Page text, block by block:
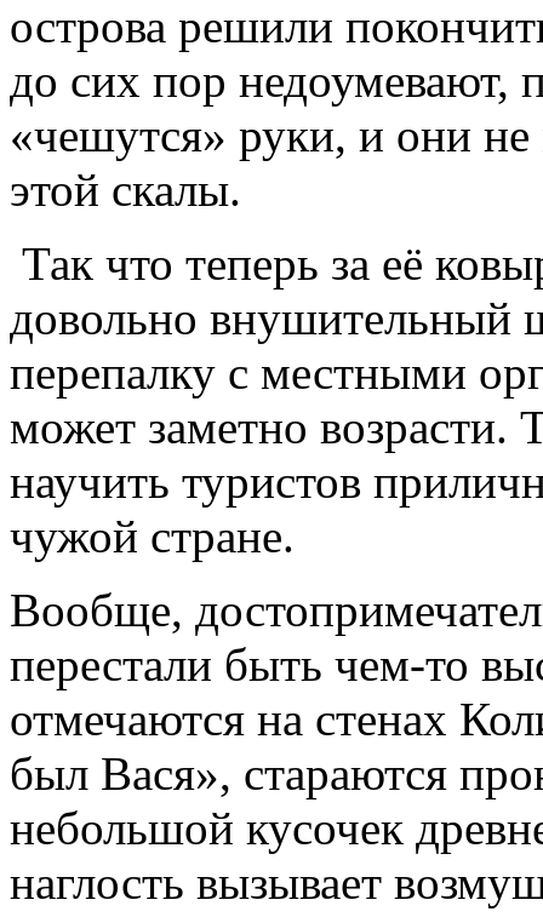
острова решили
до сих пор недоумевают,
«чешутся» руки, и они
этой скалы.
Так что теперь за её
довольно внушительный
перепалку с местными
может заметно возрасти.
научить туристов
чужой стране.
Вообще,
перестали быть чем-то
отмечаются на стенах
был Вася», стараются
небольшой кусочек
наглость вызывает